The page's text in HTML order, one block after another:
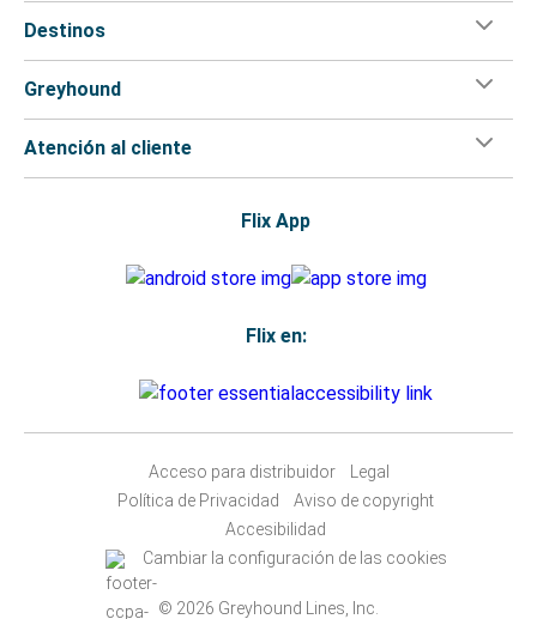
Destinos
Greyhound
Atención al cliente
Flix App
Flix en:
Acceso para distribuidor
Legal
Política de Privacidad
Aviso de copyright
Accesibilidad
Cambiar la configuración de las cookies
© 2026 Greyhound Lines, Inc.